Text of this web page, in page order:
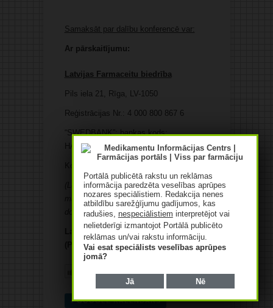
Samaksāt par dalību konferencē var:
Ar pārskaitījumu:
Latvijas Farmaceitu biedrība
Pils iela 21, Rīga, LV-1050
Reģistrācijas Nr.: 4 000 800 867 6
“SWEDBANK”; bankas kods:
HABALV22
(Lūdzam uz konferenci paņemt līdzi
maksājuma veikšanu apliecinošu
dokumentu!)
Latvijas Farmaceitu biedrības birojā
(Pils iela 21, Rīga).
Patīk
+ GOOGLE KALENDĀRS
Portālā publicētā rakstu un reklāmas
informācija paredzēta veselības aprūpes
nozares speciālistiem. Redakcija nenes
atbildību sarežģījumu gadījumos, kas
radušies, nespeciālistiem interpretējot vai
nelietderīgi izmantojot Portālā publicēto
reklāmas un/vai rakstu informāciju.
Vai esat speciālists veselības aprūpes
jomā?
Jā Nē